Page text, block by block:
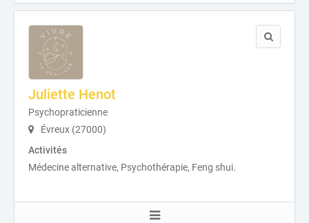
Juliette Henot
Psychopraticienne
Évreux (27000)
Activités
Médecine alternative, Psychothérapie, Feng shui.